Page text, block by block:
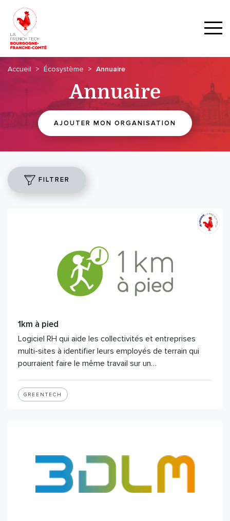
Accueil Écosystème Annuaire
Annuaire
AJOUTER MON ORGANISATION
FILTRER
1km à pied
Logiciel RH qui aide les collectivités et entreprises
multi-sites à identifier leurs employés de terrain qui
pourraient faire le même travail sur un…
GREENTECH